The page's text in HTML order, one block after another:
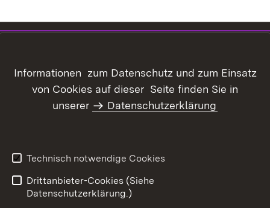
Barrierefreiheit
Benutzungshinweise
Informationssicherheit
Informationen zum Datenschutz und zum Einsatz
von Cookies auf dieser Seite finden Sie in
unserer
Datenschutzerklärung
Technisch notwendige Cookies
Drittanbieter-Cookies (Siehe
Datenschutzerklärung.)